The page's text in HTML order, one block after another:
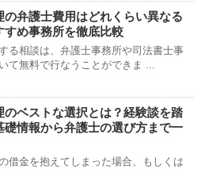
の弁護士費用はどれくらい異なる
すめ事務所を徹底比較
る相談は、弁護士事務所や司法書士事
て無料で行なうことができま ...
のベストな選択とは？経験談を踏
礎情報から弁護士の選び方まで一
借金を抱えてしまった場合、もしくは